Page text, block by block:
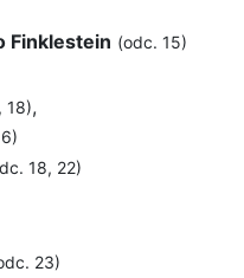
Finklestein (odc. 15)
18),
18, 22)
23)